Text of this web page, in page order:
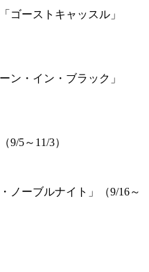
ゴーストキャッスル」
ン・イン・ブラック」
9/5～11/3）
ノーブルナイト」（9/16～